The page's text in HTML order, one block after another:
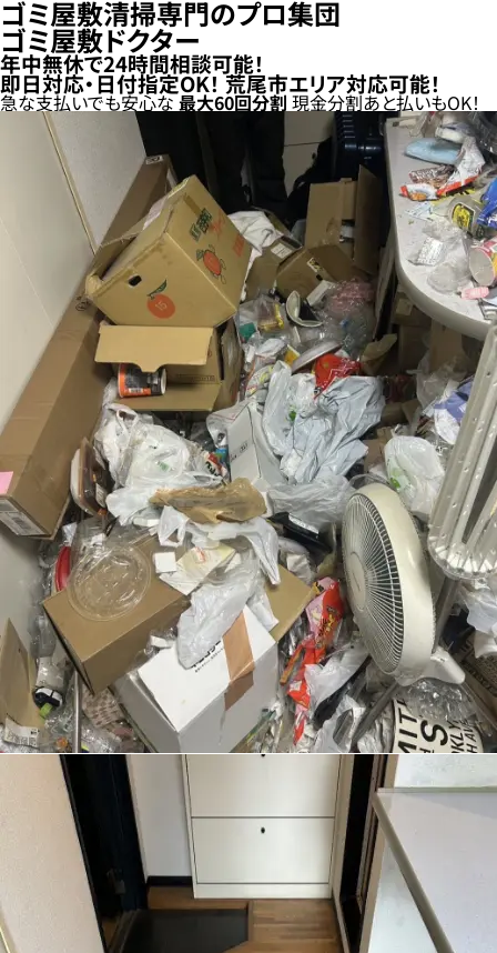
ゴミ屋敷清掃専門のプロ集団
ゴミ屋敷ドクター
年中無休で24時間相談可能！
即日対応・日付指定OK！ 荒尾市エリア対応可能！
急な支払いでも安心な最大60回分割 現金分割あと払いもOK！